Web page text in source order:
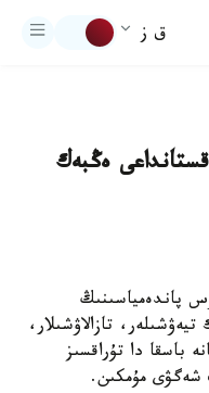
ق ز
ەڭبەك
پاندەمياسىنىڭ
تازالاۋشىلار،
باسقا دا تۇراقسىز
شەگۋى مۇمكىن.